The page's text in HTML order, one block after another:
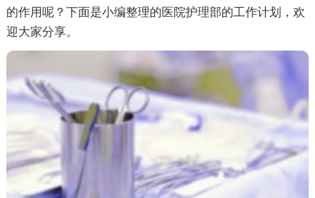
的作用呢？下面是小编整理的医院护理部的工作计划，欢
迎大家分享。